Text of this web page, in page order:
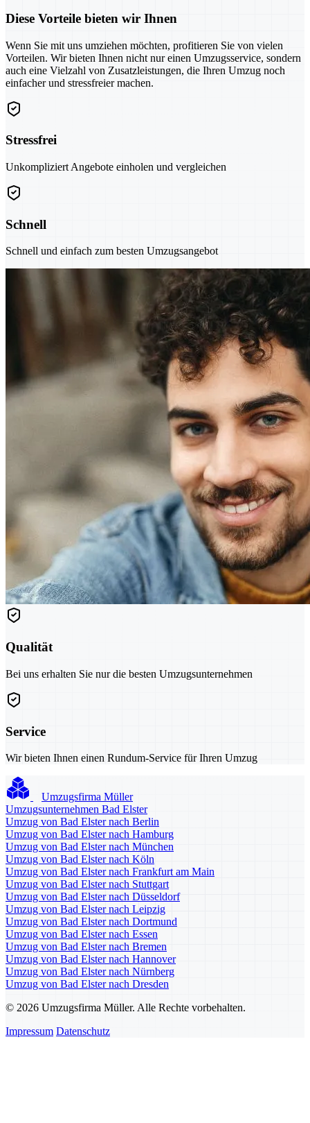
Diese Vorteile bieten wir Ihnen
Wenn Sie mit uns umziehen möchten, profitieren Sie von vielen
Vorteilen. Wir bieten Ihnen nicht nur einen Umzugsservice, sondern
auch eine Vielzahl von Zusatzleistungen, die Ihren Umzug noch
einfacher und stressfreier machen.
Stressfrei
Unkompliziert Angebote einholen und vergleichen
Schnell
Schnell und einfach zum besten Umzugsangebot
Qualität
Bei uns erhalten Sie nur die besten Umzugsunternehmen
Service
Wir bieten Ihnen einen Rundum-Service für Ihren Umzug
Umzugsfirma Müller
Umzugsunternehmen Bad Elster
Umzug von Bad Elster nach Berlin
Umzug von Bad Elster nach Hamburg
Umzug von Bad Elster nach München
Umzug von Bad Elster nach Köln
Umzug von Bad Elster nach Frankfurt am Main
Umzug von Bad Elster nach Stuttgart
Umzug von Bad Elster nach Düsseldorf
Umzug von Bad Elster nach Leipzig
Umzug von Bad Elster nach Dortmund
Umzug von Bad Elster nach Essen
Umzug von Bad Elster nach Bremen
Umzug von Bad Elster nach Hannover
Umzug von Bad Elster nach Nürnberg
Umzug von Bad Elster nach Dresden
© 2026 Umzugsfirma Müller. Alle Rechte vorbehalten.
Impressum Datenschutz